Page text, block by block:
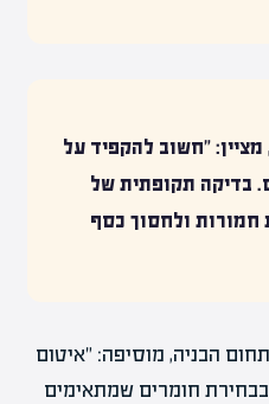
"חשוב להקפיד על
בדיקה תקופתית של
חמורות ולחסוך כסף
הבניה, מוסיפה: "איטום
חומרים שמתאימים